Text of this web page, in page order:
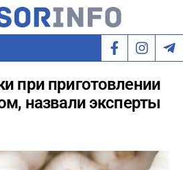
при приготовлении
назвали эксперты